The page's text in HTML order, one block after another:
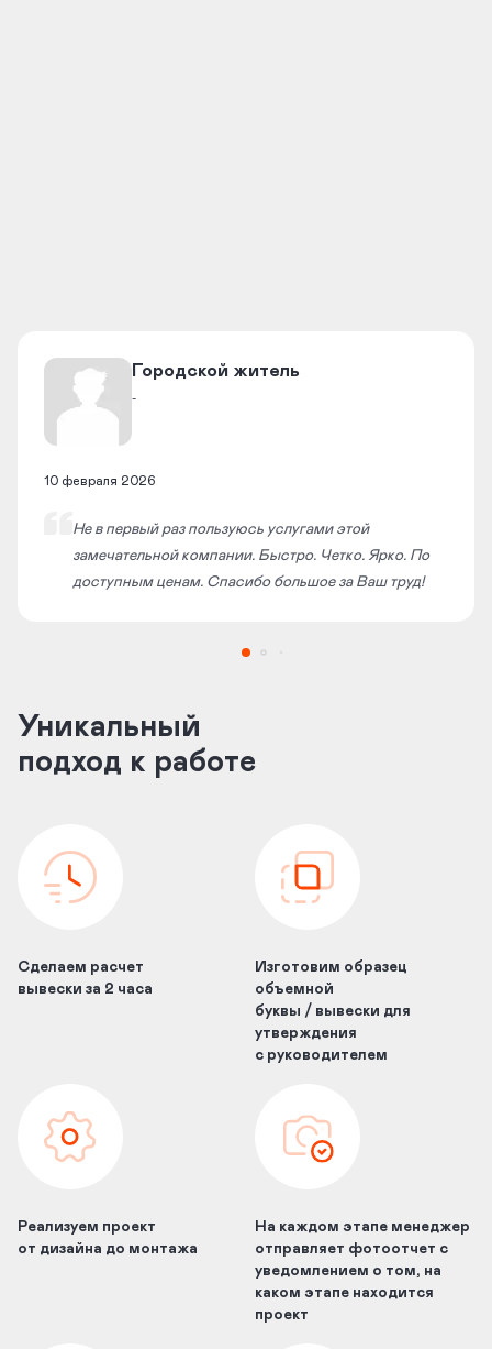
​Городской житель​
-
10 февраля 2026
Не в первый раз пользуюсь услугами этой
замечательной компании. Быстро. Четко. Ярко. По
доступным ценам. Спасибо большое за Ваш труд!
Уникальный
подход к работе
Сделаем расчет
вывески за 2 часа
Изготовим образец
объемной
буквы / вывески для
утверждения
с руководителем
Реализуем проект
от дизайна до монтажа
На каждом этапе менеджер
отправляет фотоотчет с
уведомлением о том, на
каком этапе находится
проект